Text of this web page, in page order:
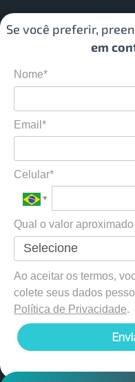
Se você preferir,
em
Nome*
Email*
Celular*
Qual o valor
Ao aceitar os termos,
colete seus dados
Política de Privacidade.